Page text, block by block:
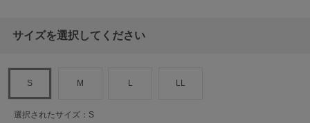
サイズを選択してください
S M L LL
選択されたサイズ：S